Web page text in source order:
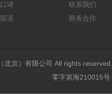
译
语
联系我们
商务合作
京）有限公司 All rights
零字第海210015